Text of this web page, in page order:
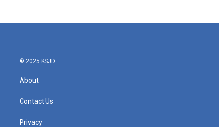
© 2025 KSJD
About
Contact Us
Privacy